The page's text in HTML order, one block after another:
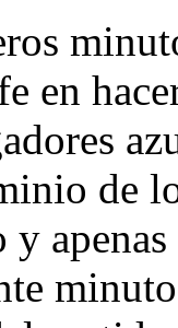
en
de
y